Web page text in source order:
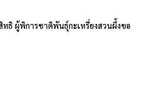
ทธิ ผู้พิการชาติพันธุ์กะเหรี่ยงสวนผึ้งขอ